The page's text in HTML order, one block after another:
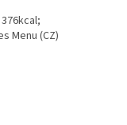
376kcal;
Menu (CZ)